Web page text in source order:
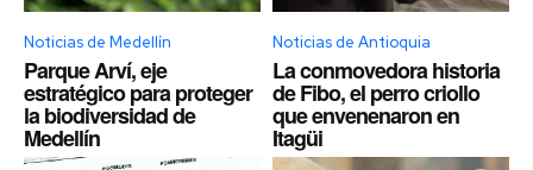
Noticias de Medellín
Parque Arví, eje
estratégico para proteger
la biodiversidad de
Medellín
Noticias de Antioquia
La conmovedora historia
de Fibo, el perro criollo
que envenenaron en
Itagüi